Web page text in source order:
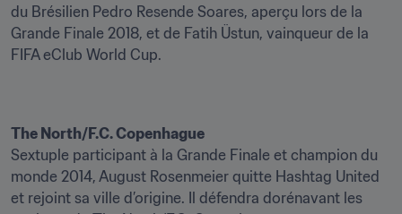
du Brésilien Pedro Resende Soares, aperçu lors de la
Grande Finale 2018, et de Fatih Üstun, vainqueur de la
FIFA eClub World Cup.
The North/F.C. Copenhague
Sextuple participant à la Grande Finale et champion du
monde 2014, August Rosenmeier quitte Hashtag United
et rejoint sa ville d’origine. Il défendra dorénavant les